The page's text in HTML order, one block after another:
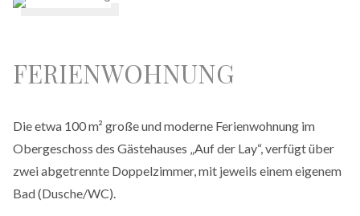
FERIENWOHNUNG
Die etwa 100 m² große und moderne Ferienwohnung im
Obergeschoss des Gästehauses „Auf der Lay“, verfügt über
zwei abgetrennte Doppelzimmer, mit jeweils einem eigenem
Bad (Dusche/WC).